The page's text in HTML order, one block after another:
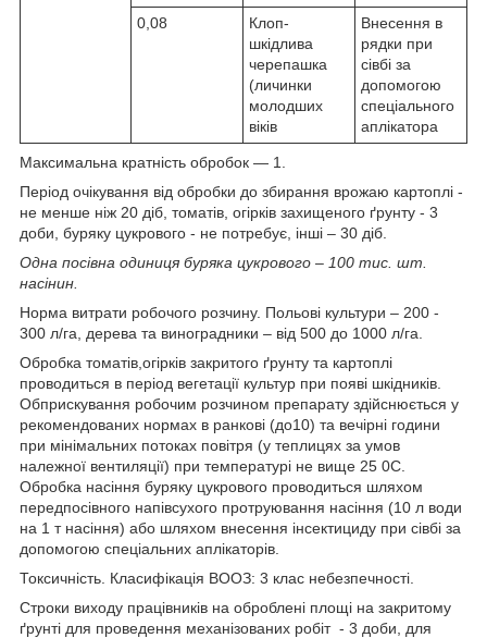
0,08
Клоп-
шкідлива
черепашка
(личинки
молодших
віків
Внесення в
рядки при
сівбі за
допомогою
спеціального
аплікатора
Максимальна кратність обробок — 1.
Період очікування від обробки до збирання врожаю картоплі -
не менше ніж 20 діб, томатів, огірків захищеного ґрунту - 3
доби, буряку цукрового - не потребує, інші – 30 діб.
Одна посівна одиниця буряка цукрового – 100 тис. шт.
насінин.
Норма витрати робочого розчину. Польові культури – 200 -
300 л/га, дерева та виноградники – від 500 до 1000 л/га.
Обробка томатів,огірків закритого ґрунту та картоплі
проводиться в період вегетації культур при появі шкідників.
Обприскування робочим розчином препарату здійснюється у
рекомендованих нормах в ранкові (до10) та вечірні години
при мінімальних потоках повітря (у теплицях за умов
належної вентиляції) при температурі не вище 25 0С.
Обробка насіння буряку цукрового проводиться шляхом
передпосівного напівсухого протруювання насіння (10 л води
на 1 т насіння) або шляхом внесення інсектициду при сівбі за
допомогою спеціальних аплікаторів.
Токсичність. Класифікація ВООЗ: 3 клас небезпечності.
Строки виходу працівників на оброблені площі на закритому
ґрунті для проведення механізованих робіт - 3 доби, для